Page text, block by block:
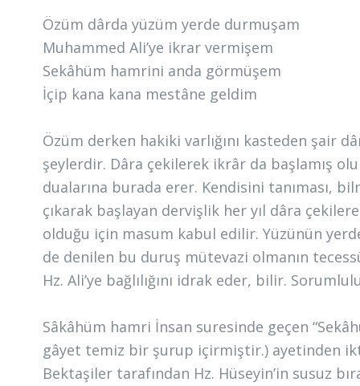
Özüm dârda yüzüm yerde durmuşam
Muhammed Ali’ye ikrar vermişem
Sekâhüm hamrini anda görmüşem
İçip kana kana mestâne geldim
Özüm derken hakiki varlığını kasteden şair
şeylerdir. Dâra çekilerek ikrâr da başlamış
dualarına burada erer. Kendisini tanıması,
çıkarak başlayan dervişlik her yıl dâra
olduğu için masum kabul edilir. Yüzünün
de denilen bu duruş mütevazi olmanın
Hz. Ali’ye bağlılığını idrak eder, bilir.
Sâkâhüm hamri İnsan suresinde geçen
gâyet temiz bir şurup içirmiştir.) ayetinden
Bektaşiler tarafından Hz. Hüseyin’in susuz